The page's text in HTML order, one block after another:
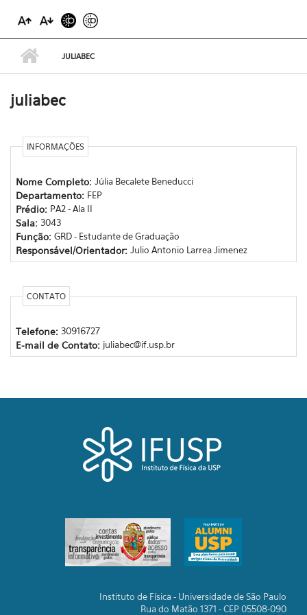
JULIABEC
juliabec
INFORMAÇÕES
Nome Completo: Júlia Becalete Beneducci
Departamento: FEP
Prédio: PA2 - Ala II
Sala: 3043
Função: GRD - Estudante de Graduação
Responsável/Orientador: Julio Antonio Larrea Jimenez
CONTATO
Telefone: 30916727
E-mail de Contato: juliabec@if.usp.br
Instituto de Física - Universidade de São Paulo
Rua do Matão 1371 - CEP 05508-090